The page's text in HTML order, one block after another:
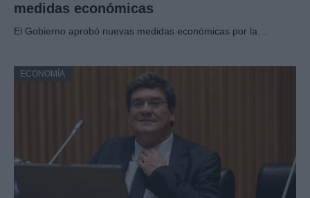
medidas económicas
El Gobierno aprobó nuevas medidas económicas por la…
ECONOMÍA